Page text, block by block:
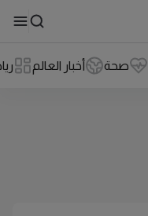
صحة أخبار العالم